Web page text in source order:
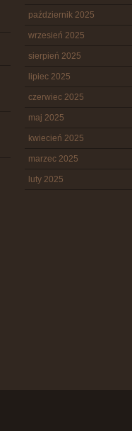
październik 2025
wrzesień 2025
sierpień 2025
lipiec 2025
czerwiec 2025
maj 2025
kwiecień 2025
marzec 2025
luty 2025